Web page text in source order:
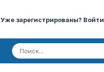
Уже зарегистрированы? Войти